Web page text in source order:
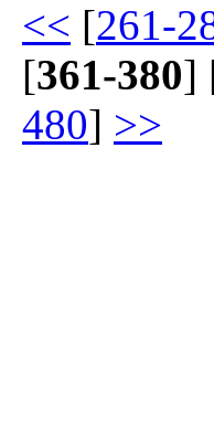
<< [261-
[361-380]
480] >>